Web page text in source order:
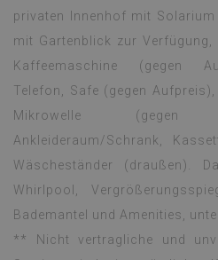
privaten Innenhof mit
mit Gartenblick zur Verfügung,
Kaffeemaschine (gegen
Telefon, Safe (gegen
Mikrowelle (gegen
Ankleideraum/Schrank,
Wäscheständer (draußen).
Whirlpool,
Bademantel und Amenities,
** Nicht vertragliche und